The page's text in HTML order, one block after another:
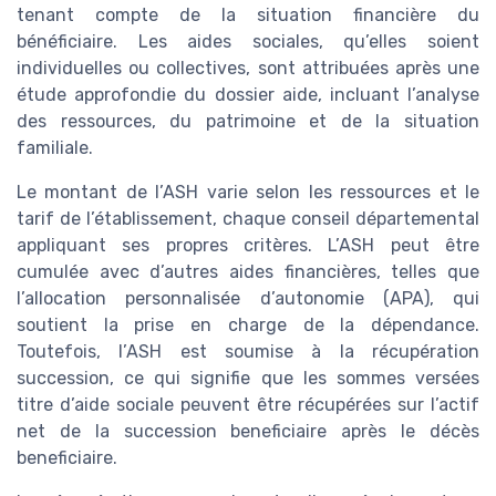
tenant compte de la situation financière du
bénéficiaire. Les aides sociales, qu’elles soient
individuelles ou collectives, sont attribuées après une
étude approfondie du dossier aide, incluant l’analyse
des ressources, du patrimoine et de la situation
familiale.
Le montant de l’ASH varie selon les ressources et le
tarif de l’établissement, chaque conseil départemental
appliquant ses propres critères. L’ASH peut être
cumulée avec d’autres aides financières, telles que
l’allocation personnalisée d’autonomie (APA), qui
soutient la prise en charge de la dépendance.
Toutefois, l’ASH est soumise à la récupération
succession, ce qui signifie que les sommes versées
titre d’aide sociale peuvent être récupérées sur l’actif
net de la succession beneficiaire après le décès
beneficiaire.